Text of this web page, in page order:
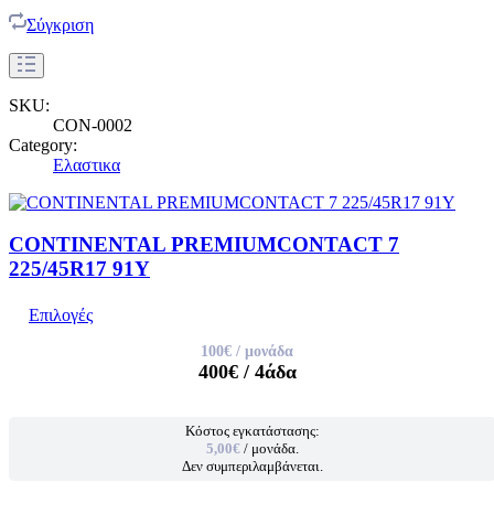
Σύγκριση
SKU:
CON-0002
Category:
Ελαστικα
CONTINENTAL PREMIUMCONTACT 7
225/45R17 91Y
Επιλογές
100€ / μονάδα
400€/ 4άδα
Κόστος εγκατάστασης:
5,00€ / μονάδα.
Δεν συμπεριλαμβάνεται.